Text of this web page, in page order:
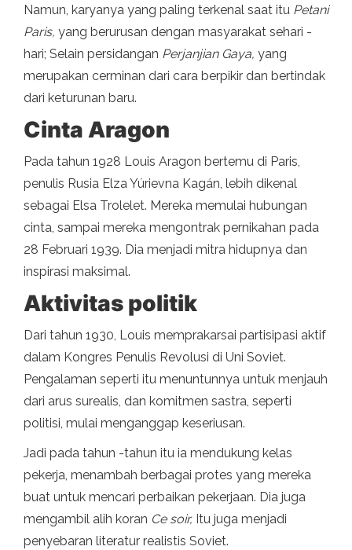
Namun, karyanya yang paling terkenal saat itu Petani
Paris, yang berurusan dengan masyarakat sehari -
hari; Selain persidangan Perjanjian Gaya, yang
merupakan cerminan dari cara berpikir dan bertindak
dari keturunan baru.
Cinta Aragon
Pada tahun 1928 Louis Aragon bertemu di Paris,
penulis Rusia Elza Yúrievna Kagán, lebih dikenal
sebagai Elsa Trolelet. Mereka memulai hubungan
cinta, sampai mereka mengontrak pernikahan pada
28 Februari 1939. Dia menjadi mitra hidupnya dan
inspirasi maksimal.
Aktivitas politik
Dari tahun 1930, Louis memprakarsai partisipasi aktif
dalam Kongres Penulis Revolusi di Uni Soviet.
Pengalaman seperti itu menuntunnya untuk menjauh
dari arus surealis, dan komitmen sastra, seperti
politisi, mulai menganggap keseriusan.
Jadi pada tahun -tahun itu ia mendukung kelas
pekerja, menambah berbagai protes yang mereka
buat untuk mencari perbaikan pekerjaan. Dia juga
mengambil alih koran Ce soir, Itu juga menjadi
penyebaran literatur realistis Soviet.